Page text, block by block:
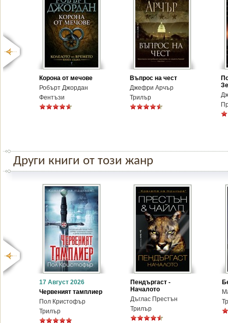
Корона от мечове
Робърт Джордан
Фентъзи
Въпрос на чест
Джефри Арчър
Трилър
Други книги от този жанр
17 Август 2026
Червеният тамплиер
Пол Кристофър
Трилър
Пендъргаст -
Началото
Дъглас Престън
Трилър